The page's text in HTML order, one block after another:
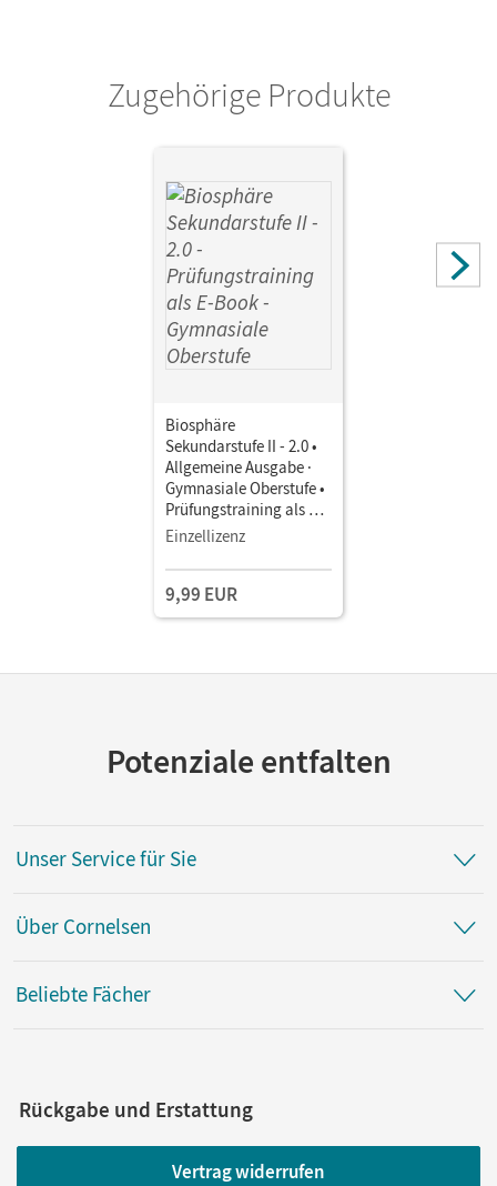
Cornelsen VerlagZugehörige Produkte
Biosphäre
Sekundarstufe II - 2.0 •
Allgemeine Ausgabe ·
Gymnasiale Oberstufe •
Prüfungstraining als E-
Book Abiturtraining mit
Einzellizenz
9,99 EUR
Potenziale entfalten
Unser Service für Sie
Über Cornelsen
Beliebte Fächer
Rückgabe und Erstattung
Vertrag widerrufen